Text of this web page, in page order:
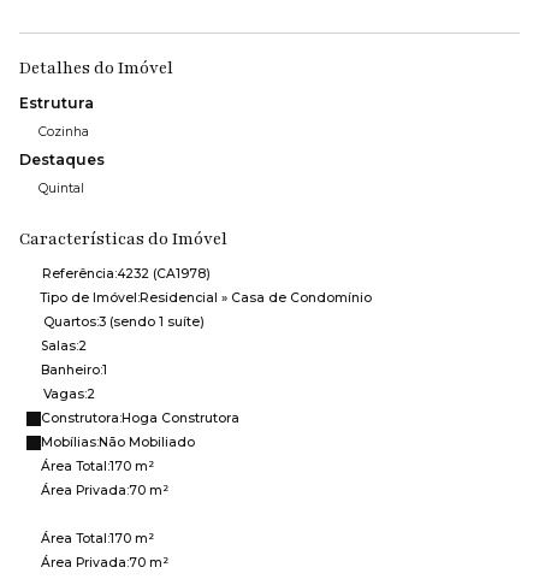
Detalhes do Imóvel
Estrutura
Cozinha
Destaques
Quintal
Características do Imóvel
Referência:4232 (CA1978)
Tipo de Imóvel:Residencial » Casa de Condomínio
Quartos:3 (sendo 1 suíte)
Salas:2
Banheiro:1
Vagas:2
Construtora:Hoga Construtora
Mobílias:Não Mobiliado
Área Total:170 m²
Área Privada:70 m²
Área Total:170 m²
Área Privada:70 m²